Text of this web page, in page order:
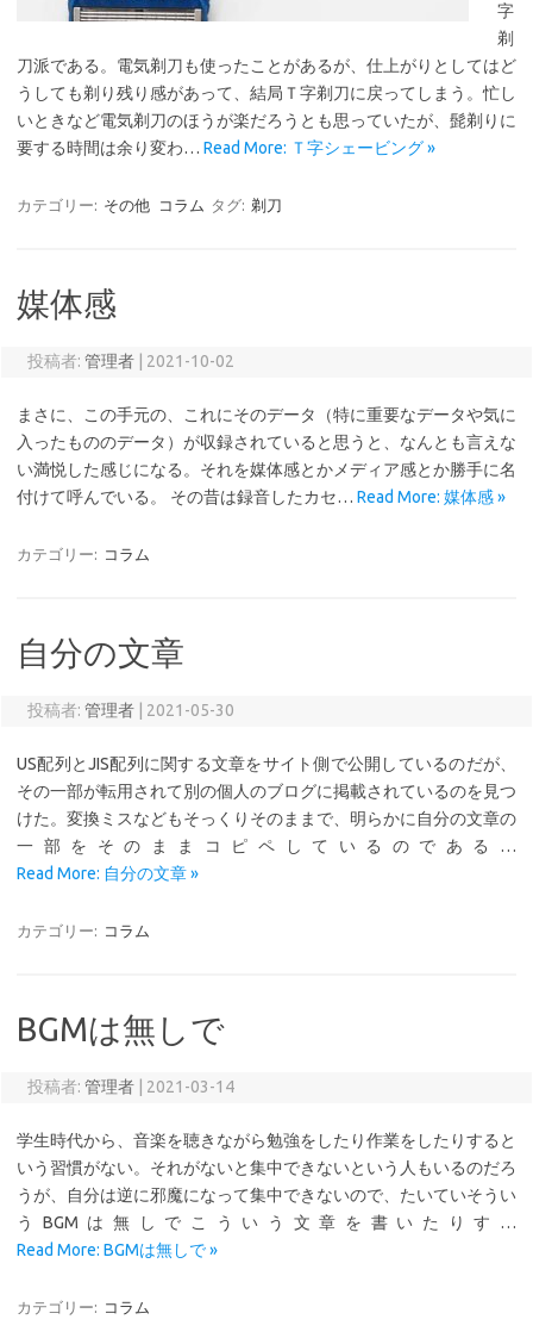
字
剃
刀派である。電気剃刀も使ったことがあるが、仕上がりとしてはど
うしても剃り残り感があって、結局Ｔ字剃刀に戻ってしまう。忙し
いときなど電気剃刀のほうが楽だろうとも思っていたが、髭剃りに
要する時間は余り変わ… Read More: Ｔ字シェービング »
カテゴリー: その他 コラム タグ: 剃刀
媒体感
投稿者: 管理者 2021-10-02
まさに、この手元の、これにそのデータ（特に重要なデータや気に
入ったもののデータ）が収録されていると思うと、なんとも言えな
い満悦した感じになる。それを媒体感とかメディア感とか勝手に名
付けて呼んでいる。 その昔は録音したカセ… Read More: 媒体感 »
カテゴリー: コラム
自分の文章
投稿者: 管理者 2021-05-30
US配列とJIS配列に関する文章をサイト側で公開しているのだが、
その一部が転用されて別の個人のブログに掲載されているのを見つ
けた。変換ミスなどもそっくりそのままで、明らかに自分の文章の
一部をそのままコピペしているのである…
Read More: 自分の文章 »
カテゴリー: コラム
BGMは無しで
投稿者: 管理者 2021-03-14
学生時代から、音楽を聴きながら勉強をしたり作業をしたりすると
いう習慣がない。それがないと集中できないという人もいるのだろ
うが、自分は逆に邪魔になって集中できないので、たいていそうい
うBGMは無しでこういう文章を書いたりす…
Read More: BGMは無しで »
カテゴリー: コラム